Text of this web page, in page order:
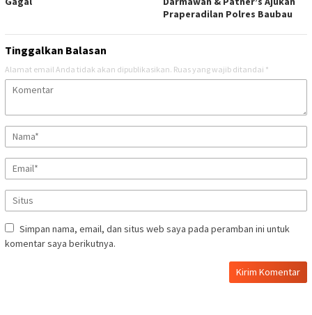
Praperadilan Polres Baubau
Tinggalkan Balasan
Alamat email Anda tidak akan dipublikasikan. Ruas yang wajib ditandai *
Simpan nama, email, dan situs web saya pada peramban ini untuk
komentar saya berikutnya.